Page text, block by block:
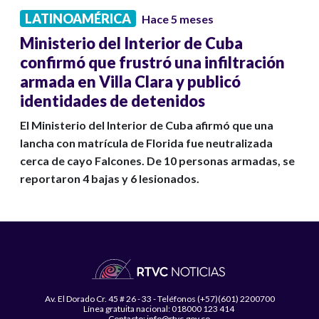
LATINOAMÉRICA Hace 5 meses
Ministerio del Interior de Cuba
confirmó que frustró una infiltración
armada en Villa Clara y publicó
identidades de detenidos
El Ministerio del Interior de Cuba afirmó que una
lancha con matrícula de Florida fue neutralizada
cerca de cayo Falcones. De 10 personas armadas, se
reportaron 4 bajas y 6 lesionados.
Av. El Dorado Cr. 45 # 26 - 33 - Teléfonos (+57)(601) 2200700
Línea gratuita nacional: 018000 123 414